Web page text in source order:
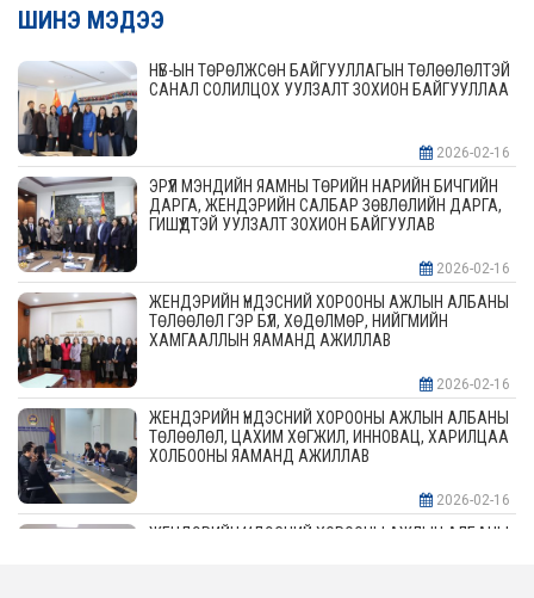
ШИНЭ МЭДЭЭ
НҮБ-ЫН ТӨРӨЛЖСӨН БАЙГУУЛЛАГЫН ТӨЛӨӨЛӨЛТЭЙ
САНАЛ СОЛИЛЦОХ УУЛЗАЛТ ЗОХИОН БАЙГУУЛЛАА
2026-02-16
ЭРҮҮЛ МЭНДИЙН ЯАМНЫ ТӨРИЙН НАРИЙН БИЧГИЙН
ДАРГА, ЖЕНДЭРИЙН САЛБАР ЗӨВЛӨЛИЙН ДАРГА,
ГИШҮҮДТЭЙ УУЛЗАЛТ ЗОХИОН БАЙГУУЛАВ
2026-02-16
ЖЕНДЭРИЙН ҮНДЭСНИЙ ХОРООНЫ АЖЛЫН АЛБАНЫ
ТӨЛӨӨЛӨЛ ГЭР БҮЛ, ХӨДӨЛМӨР, НИЙГМИЙН
ХАМГААЛЛЫН ЯАМАНД АЖИЛЛАВ
2026-02-16
ЖЕНДЭРИЙН ҮНДЭСНИЙ ХОРООНЫ АЖЛЫН АЛБАНЫ
ТӨЛӨӨЛӨЛ, ЦАХИМ ХӨГЖИЛ, ИННОВАЦ, ХАРИЛЦАА
ХОЛБООНЫ ЯАМАНД АЖИЛЛАВ
2026-02-16
ЖЕНДЭРИЙН ҮНДЭСНИЙ ХОРООНЫ АЖЛЫН АЛБАНЫ